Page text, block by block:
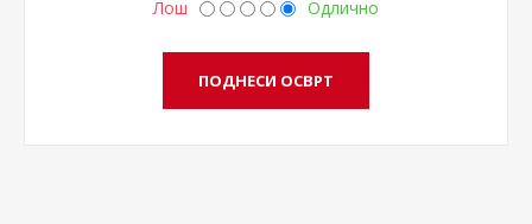
Лош Одлично